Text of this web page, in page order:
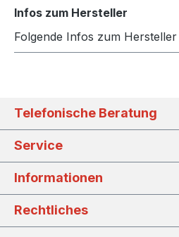
Infos zum Hersteller
Folgende Infos zum
Telefonische Beratung
Service
Informationen
Rechtliches